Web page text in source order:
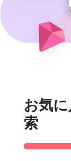
お気
索